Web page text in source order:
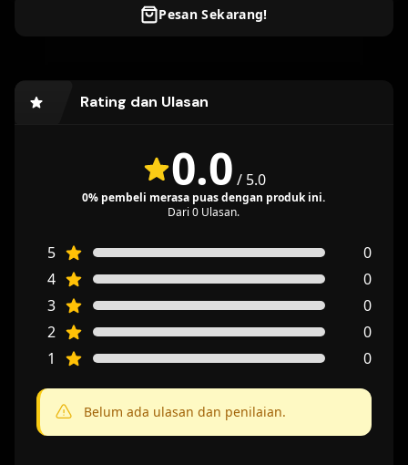
Pesan Sekarang!
Rating dan Ulasan
0.0 / 5.0
0% pembeli merasa puas dengan produk ini.
Dari 0 Ulasan.
5
0
4
0
3
0
2
0
1
0
Belum ada ulasan dan penilaian.